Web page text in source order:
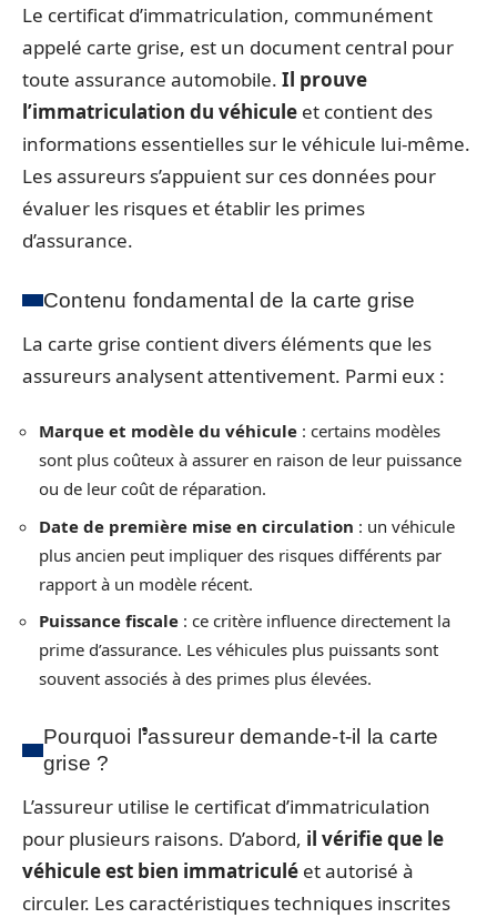
Le certificat d’immatriculation, communément
appelé carte grise, est un document central pour
toute assurance automobile. Il prouve
l’immatriculation du véhicule et contient des
informations essentielles sur le véhicule lui-même.
Les assureurs s’appuient sur ces données pour
évaluer les risques et établir les primes
d’assurance.
Contenu fondamental de la carte grise
La carte grise contient divers éléments que les
assureurs analysent attentivement. Parmi eux :
Marque et modèle du véhicule : certains modèles
sont plus coûteux à assurer en raison de leur puissance
ou de leur coût de réparation.
Date de première mise en circulation : un véhicule
plus ancien peut impliquer des risques différents par
rapport à un modèle récent.
Puissance fiscale : ce critère influence directement la
prime d’assurance. Les véhicules plus puissants sont
souvent associés à des primes plus élevées.
Pourquoi l’assureur demande-t-il la carte
grise ?
L’assureur utilise le certificat d’immatriculation
pour plusieurs raisons. D’abord, il vérifie que le
véhicule est bien immatriculé et autorisé à
circuler. Les caractéristiques techniques inscrites